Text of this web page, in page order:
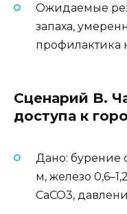
Ожидаемые
запаха,
профилактика
Сценарий B.
доступа к
Дано: бурение
м, железо
CaCO3,